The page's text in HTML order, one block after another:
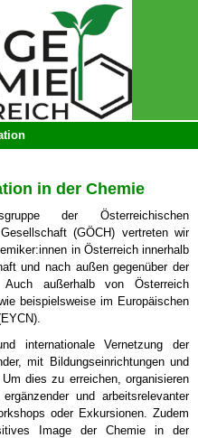
in der Chemie
der Österreichischen
(GÖCH) vertreten wir
in Österreich innerhalb
und nach außen gegenüber der
außerhalb von Österreich
beispielsweise im Europäischen
internationale Vernetzung der
mit Bildungseinrichtungen und
dies zu erreichen, organisieren
und arbeitsrelevanter
oder Exkursionen. Zudem
Image der Chemie in der